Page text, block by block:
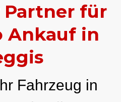
Partner für
Ankauf in
Fahrzeug in